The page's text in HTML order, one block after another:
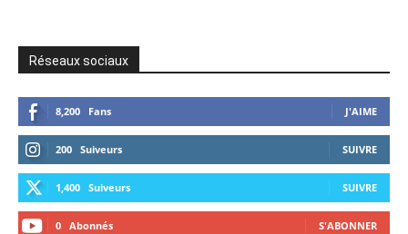
Réseaux sociaux
8,200 Fans J'AIME
200 Suiveurs SUIVRE
1,400 Suiveurs SUIVRE
0 Abonnés S'ABONNER